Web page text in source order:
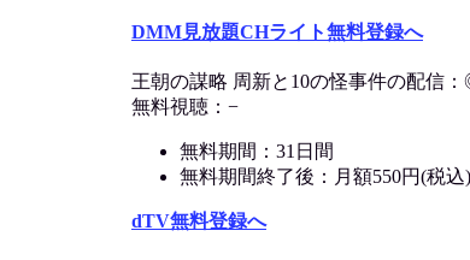
DMM見放題CHライト無料登録へ
王朝の謀略 周新と10の怪事件の配信
無料視聴：−
無料期間：31日間
無料期間終了後：月額550円(税込)
dTV無料登録へ